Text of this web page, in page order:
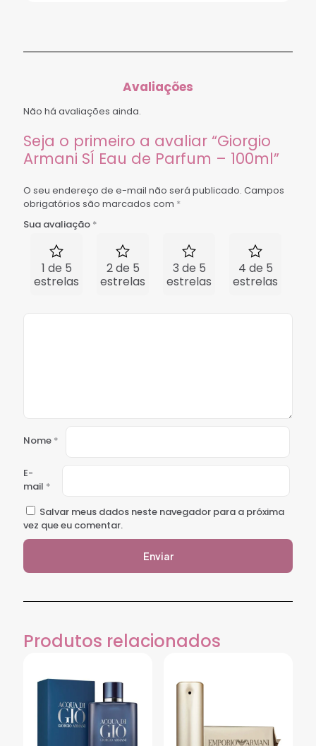
Avaliações
Não há avaliações ainda.
Seja o primeiro a avaliar “Giorgio
Armani SÍ Eau de Parfum – 100ml”
O seu endereço de e-mail não será publicado. Campos
obrigatórios são marcados com *
Sua avaliação *
1 de 5
estrelas
2 de 5
estrelas
3 de 5
estrelas
4 de 5
estrelas
Nome *
E-
mail *
Salvar meus dados neste navegador para a próxima
vez que eu comentar.
Produtos relacionados